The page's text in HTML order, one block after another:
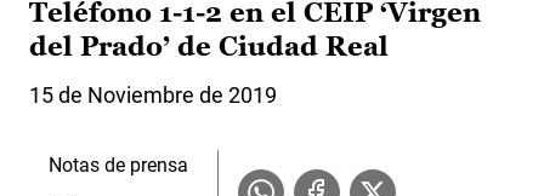
Teléfono 1-1-2 en el CEIP ‘Virgen
del Prado’ de Ciudad Real
15 de Noviembre de 2019
Notas de prensa